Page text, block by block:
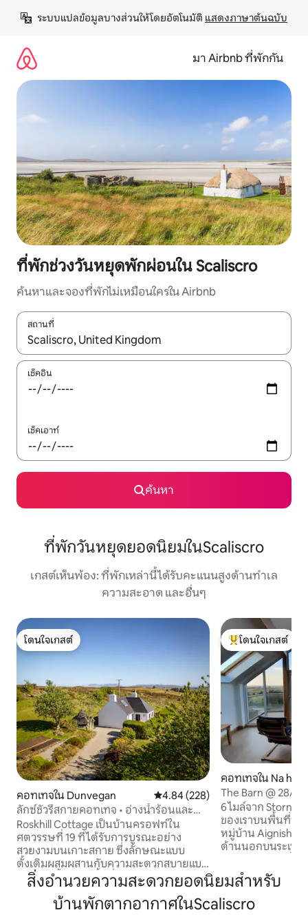
เนื้อหา
ระบบแปลข้อมูลบางส่วนให้โดยอัตโนมัติ แสดงภาษาต้นฉบับ
มา Airbnb ที่พักกัน
ที่พักช่วงวันหยุดพักผ่อนใน Scaliscro
ค้นหาและจองที่พักไม่เหมือนใครใน Airbnb
สถานที่
ใช้ลูกศรขึ้นลง หรือใช้การสัมผัสหรือปัด เพื่อสำรวจผลการค้นหา
เช็คอิน
เช็คเอาท์
ค้นหา
ที่พักวันหยุดยอดนิยมในScaliscro
เกสต์เห็นพ้อง: ที่พักเหล่านี้ได้รับคะแนนสูงด้านทำเล
ความสะอาด และอื่นๆ
โดนใจเกสต์
โดนใจเกสต์
คอทเทจใน Dunvegan คะแนนเฉลี่ย 4.84 จาก 5, 228 รีวิว
4.84 (228)
ลักซ์ชัวรีสกายคอทเทจ • อ่างน้ำร้อนและ
บาร์บีคิวลอดจ์
Roskhill Cottage เป็นบ้านครอฟท์ใน
ศตวรรษที่ 19 ที่ได้รับการบูรณะอย่าง
สวยงามบนเกาะสกาย ซึ่งลักษณะแบบ
ดั้งเดิมผสมผสานกับความสะดวกสบายแบบ
โมเดิร์น ตั้งอยู่ในพื้นที่ส่วนตัว 3 เอเคอร์ มีวิว
ทะเลและวิว Cuillin เตาผิงแบบใช้ฟืนที่อบอุ่น
บริเวณปิ้งบาร์บีคิว และอ่างน้ำร้อนแบบใช้
โดนใจเกสต์ที่สุด
โดนใจเกสต์
คอทเทจใน Na h-
Iar
The Barn @ 28A
6 ไมล์จาก
ของเราบนพื้นที่ทำ
หมู่บ้าน Aignish ที่
ด้านนอกบนระเบีย
ต่างโบสถ์สูงเต็ม
เพลิดเพลินไปกับวิ
พระอาทิตย์ตกดิน
อากาศจะเป็นอย่า
สิ่งอำนวยความสะดวกยอดนิยมสำหรับ
บ้านพักตากอากาศในScaliscro